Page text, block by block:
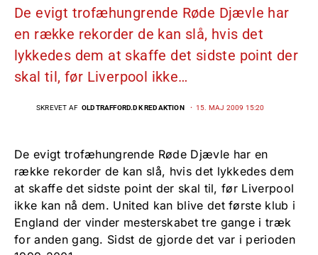
De evigt trofæhungrende Røde Djævle har
en række rekorder de kan slå, hvis det
lykkedes dem at skaffe det sidste point der
skal til, før Liverpool ikke…
SKREVET AF OLDTRAFFORD.DK REDAKTION 15. MAJ 2009 15:20
De evigt trofæhungrende Røde Djævle har en
række rekorder de kan slå, hvis det lykkedes dem
at skaffe det sidste point der skal til, før Liverpool
ikke kan nå dem. United kan blive det første klub i
England der vinder mesterskabet tre gange i træk
for anden gang. Sidst de gjorde det var i perioden